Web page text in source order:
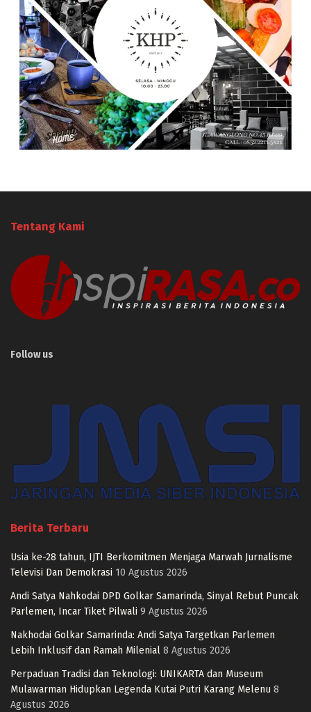
Tentang Kami
Follow us
Berita Terbaru
Usia ke-28 tahun, IJTI Berkomitmen Menjaga Marwah Jurnalisme
Televisi Dan Demokrasi 10 Agustus 2026
Andi Satya Nahkodai DPD Golkar Samarinda, Sinyal Rebut Puncak
Parlemen, Incar Tiket Pilwali 9 Agustus 2026
Nakhodai Golkar Samarinda: Andi Satya Targetkan Parlemen
Lebih Inklusif dan Ramah Milenial 8 Agustus 2026
Perpaduan Tradisi dan Teknologi: UNIKARTA dan Museum
Mulawarman Hidupkan Legenda Kutai Putri Karang Melenu 8
Agustus 2026